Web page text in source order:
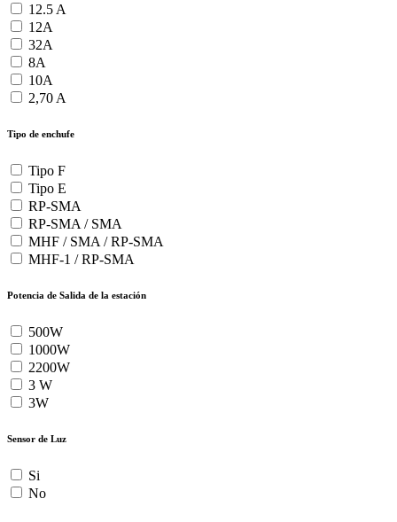
12.5 A
12A
32A
8A
10A
2,70 A
Tipo de enchufe
Tipo F
Tipo E
RP-SMA
RP-SMA / SMA
MHF / SMA / RP-SMA
MHF-1 / RP-SMA
Potencia de Salida de la estación
500W
1000W
2200W
3 W
3W
Sensor de Luz
Si
No